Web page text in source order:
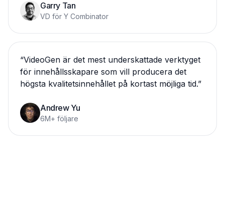
Garry Tan
VD för Y Combinator
“VideoGen är det mest underskattade verktyget
för innehållsskapare som vill producera det
högsta kvalitetsinnehållet på kortast möjliga tid.”
Andrew Yu
6M+ följare